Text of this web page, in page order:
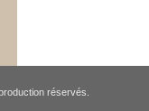
réservés.